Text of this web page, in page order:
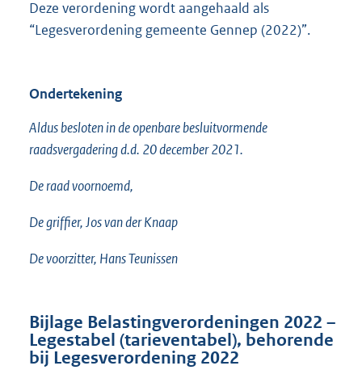
Deze verordening wordt aangehaald als
“Legesverordening gemeente Gennep (2022)”.
Ondertekening
Aldus besloten in de openbare besluitvormende
raadsvergadering d.d. 20 december 2021.
De raad voornoemd,
De griffier, Jos van der Knaap
De voorzitter, Hans Teunissen
Bijlage Belastingverordeningen 2022 –
Legestabel (tarieventabel), behorende
bij Legesverordening 2022